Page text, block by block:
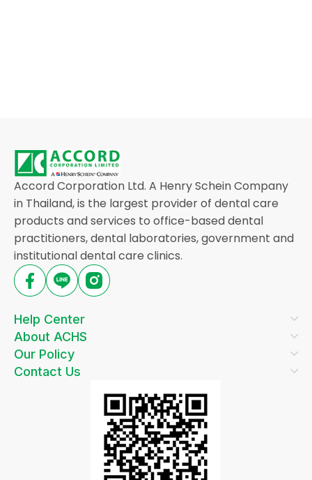
Accord Corporation Ltd. A Henry Schein Company
in Thailand, is the largest provider of dental care
products and services to office-based dental
practitioners, dental laboratories, government and
institutional dental care clinics.
Help Center
About ACHS
Our Policy
Contact Us